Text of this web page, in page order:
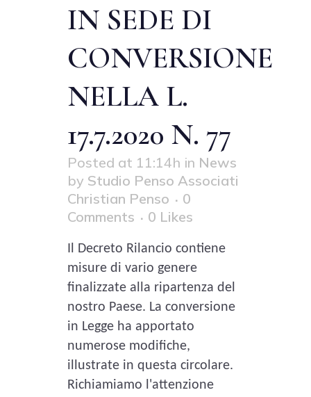
IN SEDE DI
CONVERSIONE
NELLA L.
17.7.2020 N. 77
Posted at 11:14h in News
by Studio Penso Associati
Christian Penso
0
Comments
0 Likes
Il Decreto Rilancio contiene
misure di vario genere
finalizzate alla ripartenza del
nostro Paese. La conversione
in Legge ha apportato
numerose modifiche,
illustrate in questa circolare.
Richiamiamo l'attenzione